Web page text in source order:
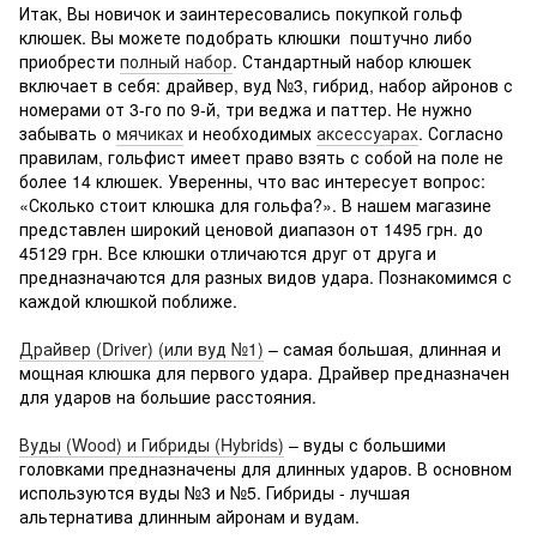
Итак, Вы новичок и заинтересовались покупкой гольф
клюшек. Вы можете подобрать клюшки поштучно либо
приобрести полный набор. Стандартный набор клюшек
включает в себя: драйвер, вуд №3, гибрид, набор айронов с
номерами от 3-го по 9-й, три веджа и паттер. Не нужно
забывать о мячиках и необходимых аксессуарах. Согласно
правилам, гольфист имеет право взять с собой на поле не
более 14 клюшек. Уверенны, что вас интересует вопрос:
«Сколько стоит клюшка для гольфа?». В нашем магазине
представлен широкий ценовой диапазон от 1495 грн. до
45129 грн. Все клюшки отличаются друг от друга и
предназначаются для разных видов удара. Познакомимся с
каждой клюшкой поближе.
Драйвер (Driver) (или вуд №1) – самая большая, длинная и
мощная клюшка для первого удара. Драйвер предназначен
для ударов на большие расстояния.
Вуды (Wood) и Гибриды (Hybrids) – вуды с большими
головками предназначены для длинных ударов. В основном
используются вуды №3 и №5. Гибриды - лучшая
альтернатива длинным айронам и вудам.